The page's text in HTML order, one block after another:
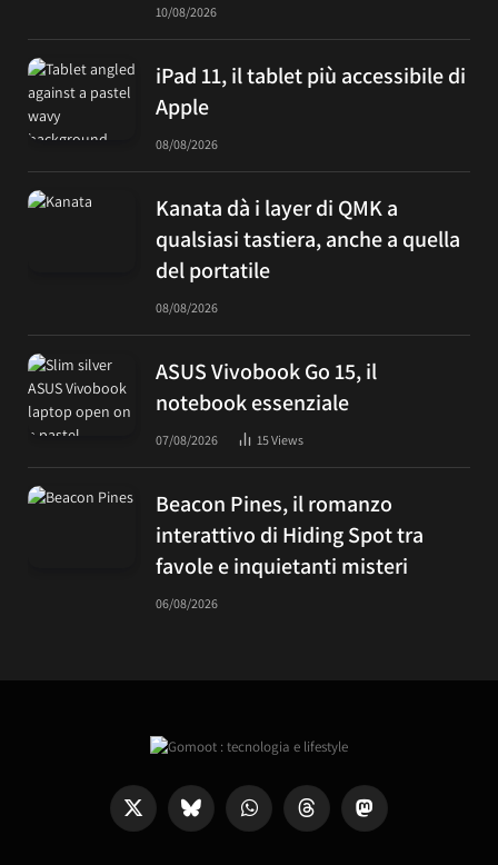
10/08/2026
iPad 11, il tablet più accessibile di
Apple
08/08/2026
Kanata dà i layer di QMK a
qualsiasi tastiera, anche a quella
del portatile
08/08/2026
ASUS Vivobook Go 15, il
notebook essenziale
07/08/2026 15Views
Beacon Pines, il romanzo
interattivo di Hiding Spot tra
favole e inquietanti misteri
06/08/2026
X
(Twitter)
Bluesky WhatsAppThreads Mastodon